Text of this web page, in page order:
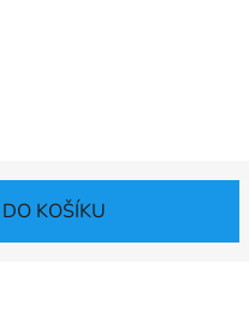
DO KOŠÍKU